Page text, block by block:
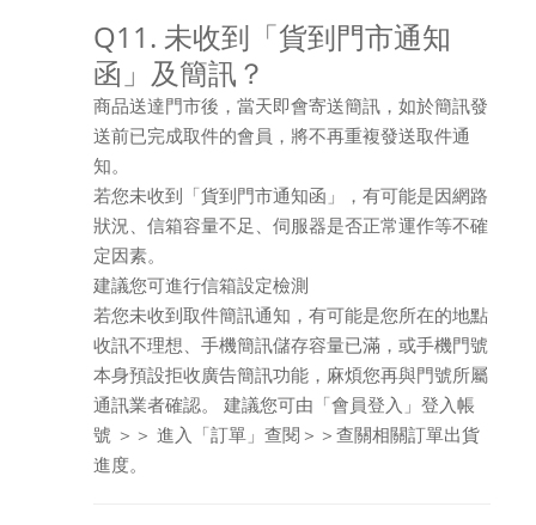
Q11. 未收到「貨到門市通知
函」及簡訊？
商品送達門市後，當天即會寄送簡訊，如於簡訊發
送前已完成取件的會員，將不再重複發送取件通
知。
若您未收到「貨到門市通知函」，有可能是因網路
狀況、信箱容量不足、伺服器是否正常運作等不確
定因素。
建議您可進行信箱設定檢測
若您未收到取件簡訊通知，有可能是您所在的地點
收訊不理想、手機簡訊儲存容量已滿，或手機門號
本身預設拒收廣告簡訊功能，麻煩您再與門號所屬
通訊業者確認。 建議您可由「會員登入」登入帳
號 ＞＞ 進入「訂單」查閱＞＞查關相關訂單出貨
進度。